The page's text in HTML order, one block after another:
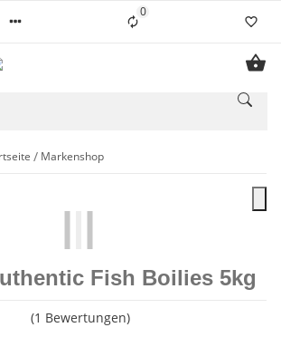
0Liste ist leer
Markenshop
Fish Boilies 5kg
(1 Bewertungen)